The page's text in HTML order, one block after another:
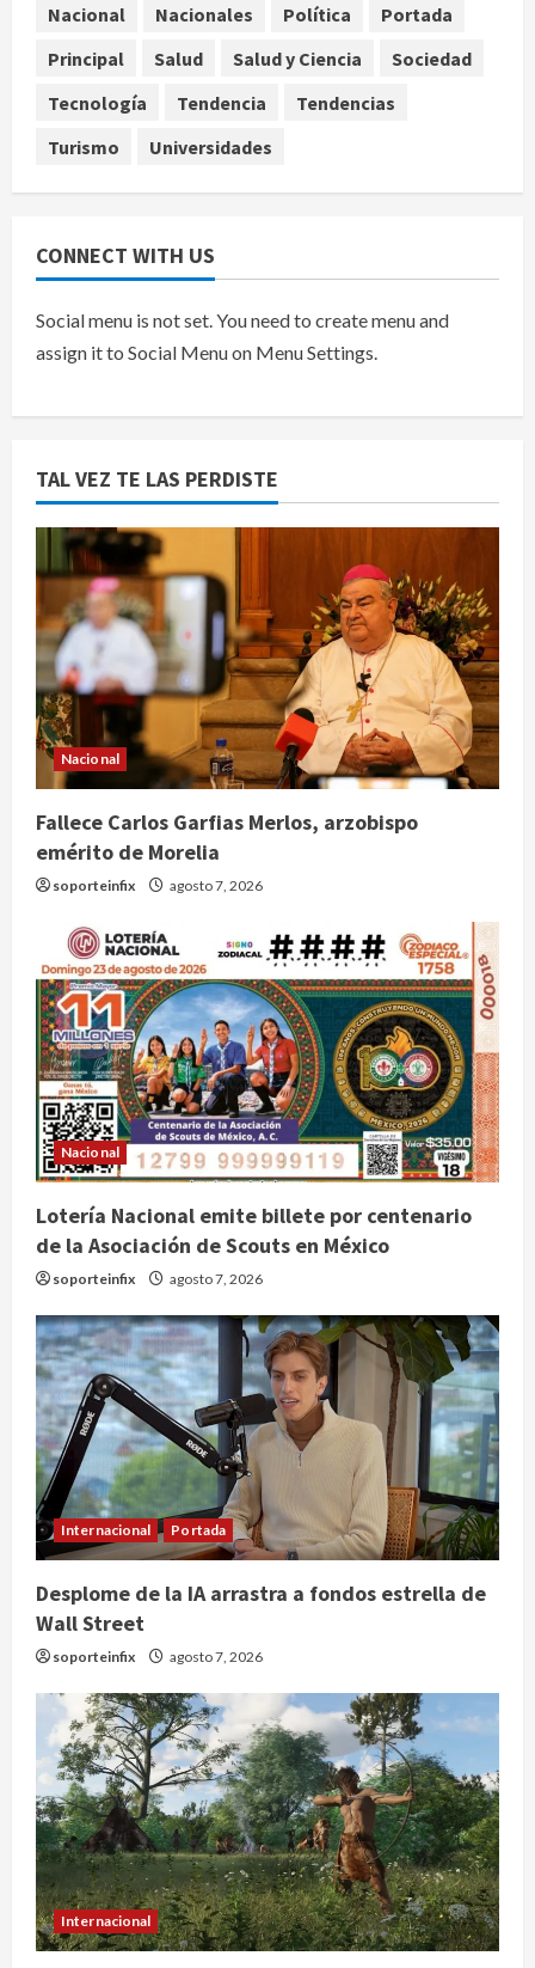
EE.UU. amplía revisión de redes
y ciertos ciudadanos de México y
Nacional Nacionales Política
Portada
Principal
Salud Salud y Ciencia
Sociedad
Tecnología
Tendencia
Tendencias
Turismo
Universidades
CONNECT WITH US
Social menu is not set. You need to create menu and
assign it to Social Menu on Menu Settings.
TAL VEZ TE LAS PERDISTE
Nacional
Fallece Carlos Garfias Merlos, arzobispo
emérito de Morelia
soporteinfix agosto 7, 2026
Nacional
Lotería Nacional emite billete por centenario
de la Asociación de Scouts en México
soporteinfix agosto 7, 2026
Internacional Portada
Desplome de la IA arrastra a fondos estrella de
Wall Street
soporteinfix agosto 7, 2026
Internacional